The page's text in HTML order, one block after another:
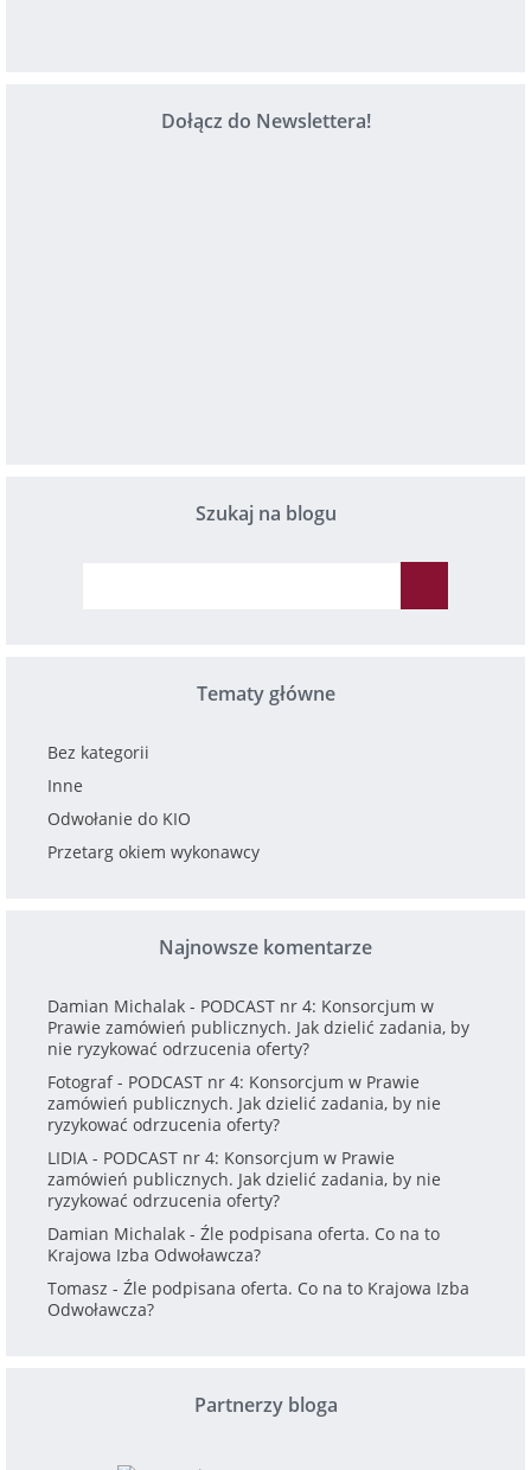
Dołącz do Newslettera!
Szukaj na blogu
Tematy główne
Bez kategorii
Inne
Odwołanie do KIO
Przetarg okiem wykonawcy
Najnowsze komentarze
Damian Michalak - PODCAST nr 4: Konsorcjum w
Prawie zamówień publicznych. Jak dzielić zadania, by
nie ryzykować odrzucenia oferty?
Fotograf- PODCAST nr 4: Konsorcjum w Prawie
zamówień publicznych. Jak dzielić zadania, by nie
ryzykować odrzucenia oferty?
LIDIA - PODCAST nr 4: Konsorcjum w Prawie
zamówień publicznych. Jak dzielić zadania, by nie
ryzykować odrzucenia oferty?
Damian Michalak - Źle podpisana oferta. Co na to
Krajowa Izba Odwoławcza?
Tomasz - Źle podpisana oferta. Co na to Krajowa Izba
Odwoławcza?
Partnerzy bloga